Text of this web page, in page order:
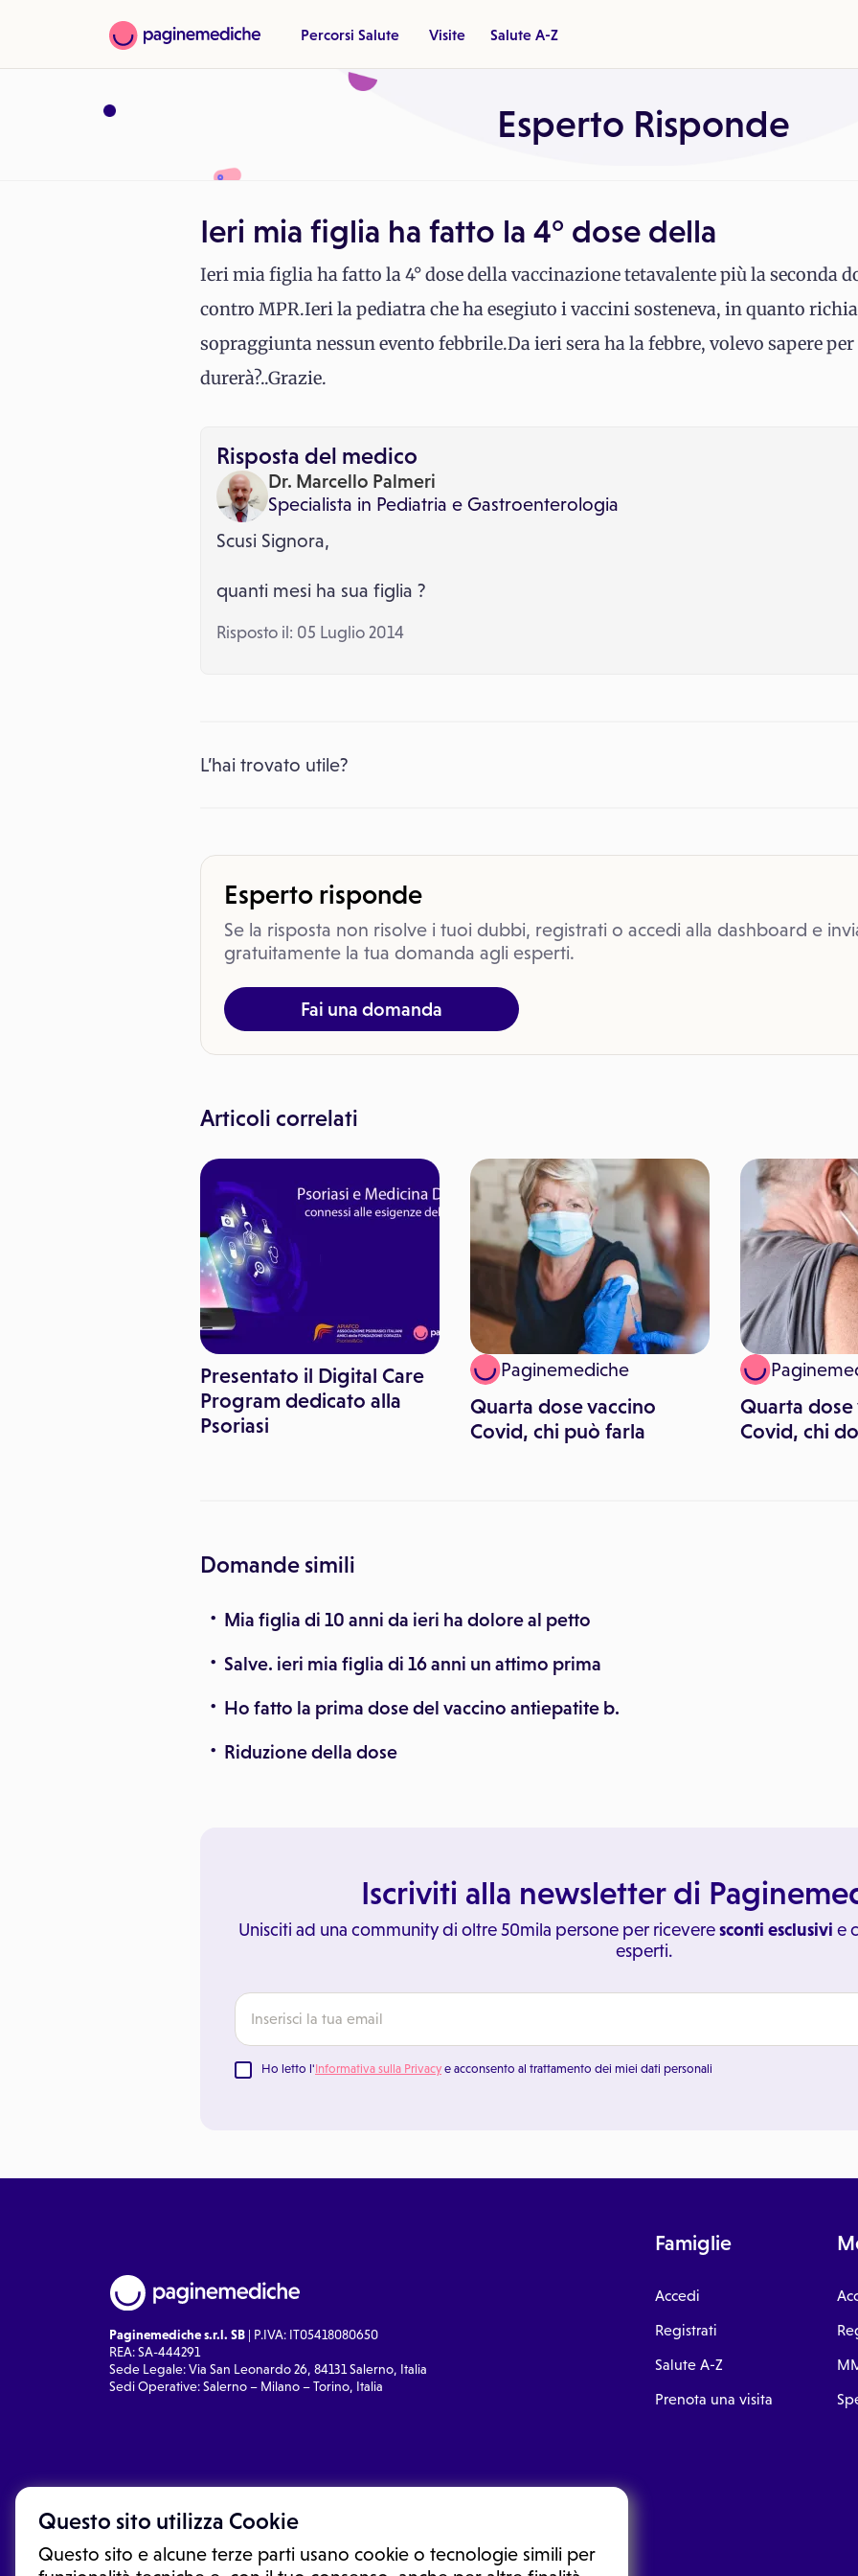
Questo sito utilizza Cookie
Questo sito e alcune terze parti usano cookie o tecnologie simili per
Percorsi Salute Visite Salute A-Z
Esperto Risponde
Ieri mia figlia ha fatto la 4° dose della
Ieri mia figlia ha fatto la 4° dose della vaccinazione tetavalente più la seconda
contro MPR.Ieri la pediatra che ha esegiuto i vaccini sosteneva, in quanto
sopraggiunta nessun evento febbrile.Da ieri sera ha la febbre, volevo sapere
durerà?..Grazie.
Risposta del medico
Dr. Marcello Palmeri
Specialista in Pediatria e Gastroenterologia
Scusi Signora,
quanti mesi ha sua figlia ?
Risposto il: 05 Luglio 2014
L’hai trovato utile?
Esperto risponde
Se la risposta non risolve i tuoi dubbi, registrati o accedi alla dashboard e
gratuitamente la tua domanda agli esperti.
Fai una domanda
Articoli correlati
Presentato il Digital Care
Program dedicato alla
Psoriasi
Paginemediche
Quarta dose vaccino
Covid, chi può farla
Quarta dose
Covid, chi
Domande simili
Mia figlia di 10 anni da ieri ha dolore al petto
Salve. ieri mia figlia di 16 anni un attimo prima
Ho fatto la prima dose del vaccino antiepatite b.
Riduzione della dose
Iscriviti alla newsletter di
Unisciti ad una community di oltre 50mila persone per riceveresconti esclusivi e
esperti.
Ho letto l'Informativa sulla Privacy e acconsento al trattamento dei miei dati personali
Paginemediche s.r.l. SB | P.IVA: IT05418080650
REA: SA-444291
Sede Legale: Via San Leonardo 26, 84131 Salerno, Italia
Sedi Operative: Salerno – Milano – Torino, Italia
Famiglie
Accedi
Registrati
Salute A-Z
Prenota una visita